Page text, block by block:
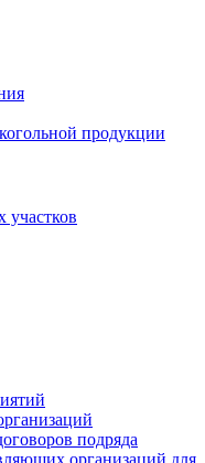
продукции
участков
подряда
организаций для